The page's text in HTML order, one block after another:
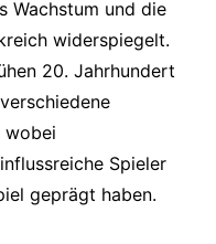
Wachstum und die
widerspiegelt.
20. Jahrhundert
wobei
Spieler
geprägt haben.